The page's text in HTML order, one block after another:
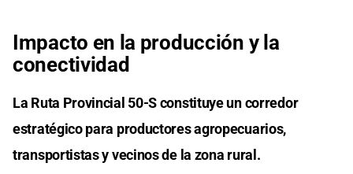
Impacto en la producción y la
conectividad
La Ruta Provincial 50-S constituye un corredor
estratégico para productores agropecuarios,
transportistas y vecinos de la zona rural.